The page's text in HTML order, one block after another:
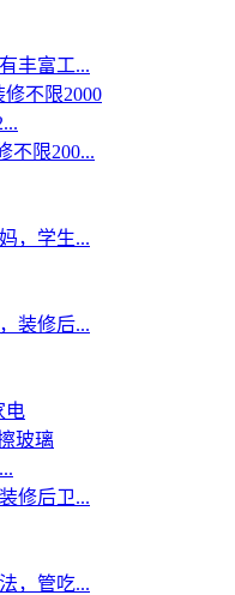
丰富工...
不限200...
，学生...
装修后...
电
修后卫...
，管吃...